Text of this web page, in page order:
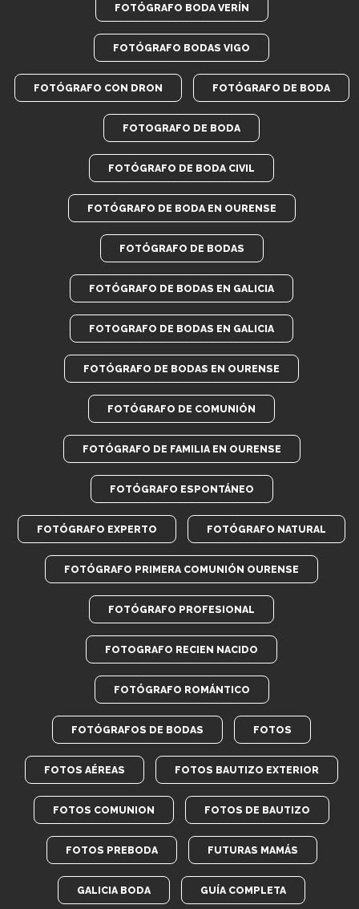
FOTÓGRAFO BODA VERÍN
FOTÓGRAFO BODAS VIGO
FOTÓGRAFO CON DRON FOTÓGRAFO DE BODA
FOTOGRAFO DE BODA
FOTÓGRAFO DE BODA CIVIL
FOTÓGRAFO DE BODA EN OURENSE
FOTÓGRAFO DE BODAS
FOTÓGRAFO DE BODAS EN GALICIA
FOTOGRAFO DE BODAS EN GALICIA
FOTÓGRAFO DE BODAS EN OURENSE
FOTÓGRAFO DE COMUNIÓN
FOTÓGRAFO DE FAMILIA EN OURENSE
FOTÓGRAFO ESPONTÁNEO
FOTÓGRAFO EXPERTO FOTÓGRAFO NATURAL
FOTÓGRAFO PRIMERA COMUNIÓN OURENSE
FOTÓGRAFO PROFESIONAL
FOTOGRAFO RECIEN NACIDO
FOTÓGRAFO ROMÁNTICO
FOTÓGRAFOS DE BODAS FOTOS
FOTOS AÉREAS FOTOS BAUTIZO EXTERIOR
FOTOS COMUNION FOTOS DE BAUTIZO
FOTOS PREBODA FUTURAS MAMÁS
GALICIA BODA GUÍA COMPLETA